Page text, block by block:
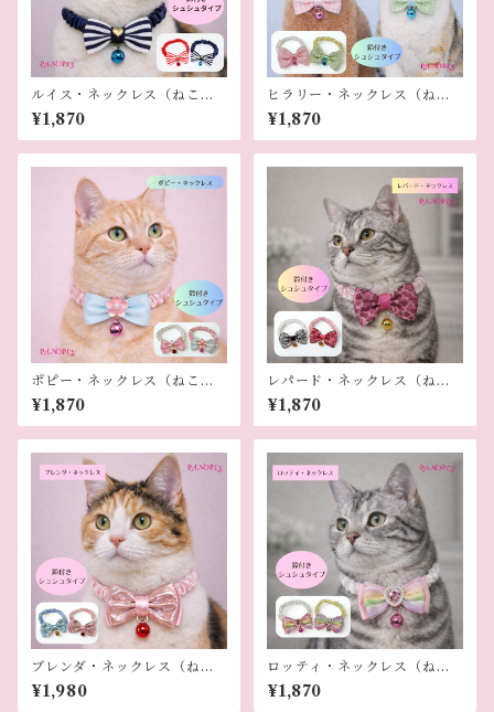
ルイス・ネックレス（ねこ
用）
¥1,870
ヒラリー・ネックレス（ねこ
用）
¥1,870
ポピー・ネックレス（ねこ
用）
¥1,870
レパード・ネックレス（ねこ
用）
¥1,870
ブレンダ・ネックレス（ねこ
用）
¥1,980
ロッティ・ネックレス（ねこ
用）
¥1,870